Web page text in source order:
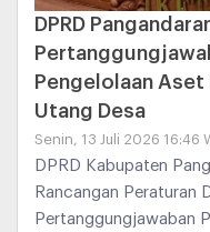
DPRD
Pengelolaan Aset
Utang Desa
Senin, 13 Juli 2026 16:46
DPRD Kabupaten
Rancangan Peraturan
Pertanggungjawaban